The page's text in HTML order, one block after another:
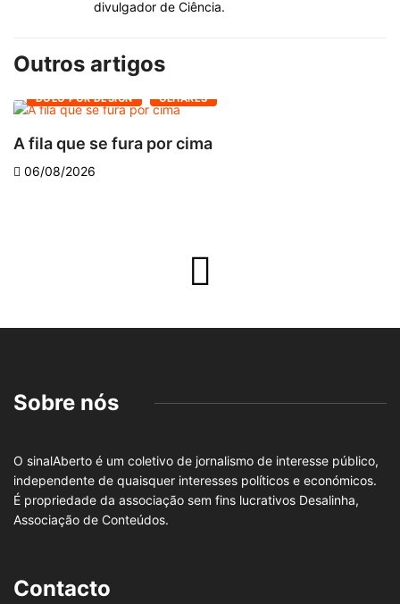
divulgador de Ciência.
Outros artigos
DOLO POR DESIGN OLHARES
A fila que se fura por cima
06/08/2026
Sobre nós
O sinalAberto é um coletivo de jornalismo de interesse público,
independente de quaisquer interesses políticos e económicos.
É propriedade da associação sem fins lucrativos Desalinha,
Associação de Conteúdos.
Contacto